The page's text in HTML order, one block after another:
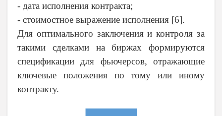
- дата исполнения контракта;
- стоимостное выражение исполнения [6].
Для оптимального заключения и контроля за
такими сделками на биржах формируются
спецификации для фьючерсов, отражающие
ключевые положения по тому или иному
контракту.